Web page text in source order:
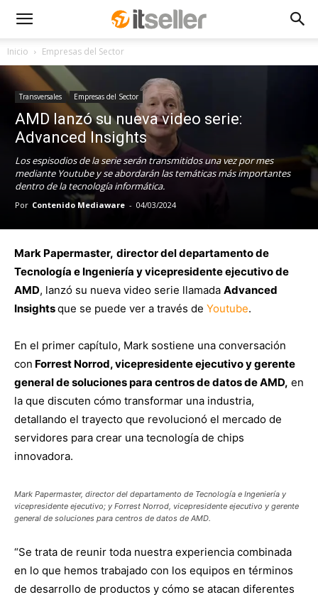
Inicio Empresas del Sector
Transversales Empresas del Sector
AMD lanzó su nueva video serie:
Advanced Insights
Los espisodios de la serie serán transmitidos una vez por mes
mediante Youtube y se abordarán las temáticas más importantes
dentro de la tecnología informática.
Por Contenido Mediaware - 04/03/2024
Mark Papermaster, director del departamento de
Tecnología e Ingeniería y vicepresidente ejecutivo de
AMD, lanzó su nueva video serie llamada Advanced
Insightsque se puede ver a través de Youtube.
En el primer capítulo, Mark sostiene una conversación
con Forrest Norrod, vicepresidente ejecutivo y gerente
general de soluciones para centros de datos de AMD, en
la que discuten cómo transformar una industria,
detallando el trayecto que revolucionó el mercado de
servidores para crear una tecnología de chips
innovadora.
Mark Papermaster, director del departamento de Tecnología e Ingeniería y
vicepresidente ejecutivo; y Forrest Norrod, vicepresidente ejecutivo y gerente
general de soluciones para centros de datos de AMD.
“Se trata de reunir toda nuestra experiencia combinada
en lo que hemos trabajado con los equipos en términos
de desarrollo de productos y cómo se atacan diferentes